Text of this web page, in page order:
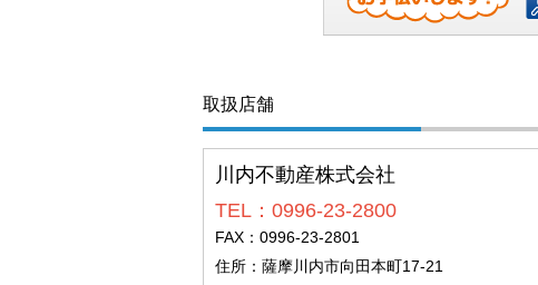
取扱店舗
川内不動産株式会社
TEL：0996-23-2800
FAX：0996-23-2801
住所：薩摩川内市向田本町17-21